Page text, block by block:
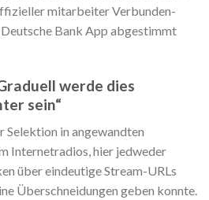
mitarbeiter Verbunden-
Bank App abgestimmt
werde dies
sein“
Selektion in angewandten
Internetradios, hier jedweder
über eindeutige Stream-URLs
Überschneidungen geben konnte.